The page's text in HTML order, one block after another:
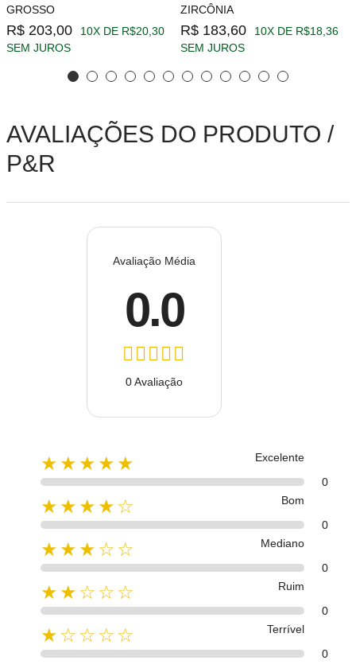
GROSSO
R$ 203,00
10X DE R$20,30
SEM JUROS
ZIRCÔNIA
R$ 183,60
10X DE R$18,36
SEM JUROS
AVALIAÇÕES DO PRODUTO /
P&R
Avaliação Média
0.0
0 Avaliação
★★★★★
Excelente
0
★★★★☆
Bom
0
★★★☆☆
Mediano
0
★★☆☆☆
Ruim
0
★☆☆☆☆
Terrível
0